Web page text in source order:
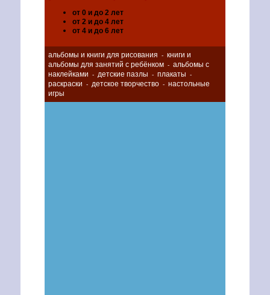
от 0 и до 2 лет
от 2 и до 4 лет
от 4 и до 6 лет
альбомы и книги для рисования - книги и
альбомы для занятий с ребёнком - альбомы с
наклейками - детские пазлы - плакаты -
раскраски - детское творчество - настольные
игры